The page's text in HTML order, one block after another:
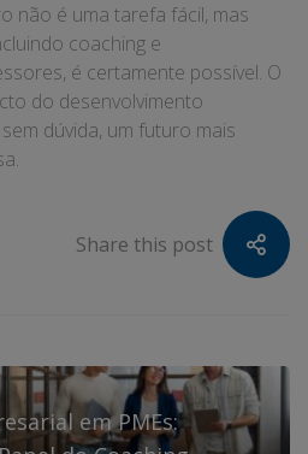
não é uma tarefa fácil, mas
coaching e
é certamente possível. O
do desenvolvimento
dúvida, um futuro mais
Share this post
em PMEs: